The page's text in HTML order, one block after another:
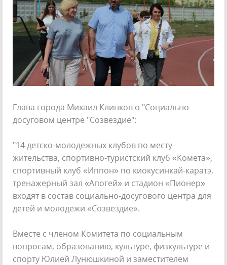
Глава города Михаил Клинков о "Социально-
досуговом центре "Созвездие":
"14 детско-молодежных клубов по месту
жительства, спортивно-туристский клуб «Комета»,
спортивный клуб «Иппон» по киокусинкай-каратэ,
тренажерный зал «Апогей» и стадион «Пионер»
входят в состав социально-досугового центра для
детей и молодежи «Созвездие».
Вместе с членом Комитета по социальным
вопросам, образованию, культуре, физкультуре и
спорту Юлией Лунюшкиной и заместителем